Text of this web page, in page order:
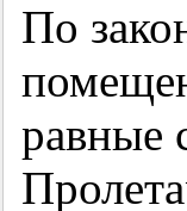
По
равные